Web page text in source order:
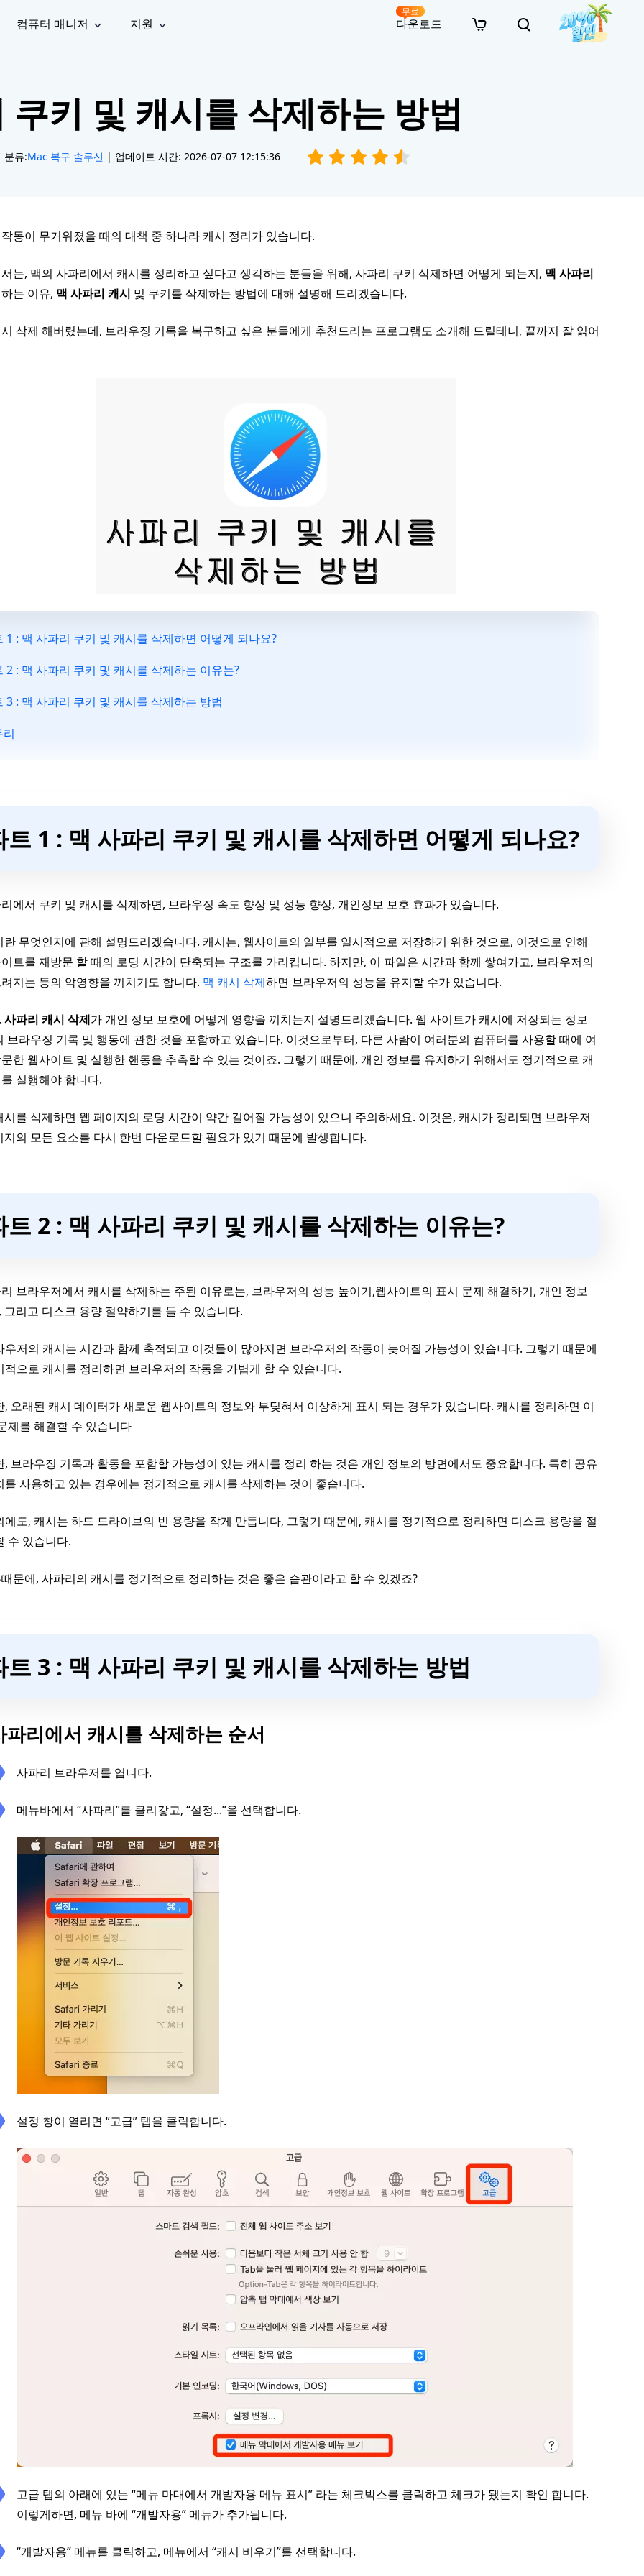
데이터 복구 LINE 데이터 복구
· SD 카드 복구
· USB 복구
· 한글 파일 복구
· 사진 복구
동영상
복구
사진 복
구
문서 복
구
오디오
영상 화
질 높이
질 높이
온라인 동영상 복구
온라인 사진 복구
온라인 문서 복구
온라인 오디오 복구
· AI 3D 액션 피규어 프롬프트
· 시네마틱 AI 이미지 프롬프트
· 애니메이션 실사 변환 프롬프트
· AI 애니메이션 인물 프롬프트
컴퓨터 매니저
File Deleter
AI
색 및 삭제
및 정밀 클린
Dll Fixer
Windows DLL 오류 수정
손상된 PST/OST 파일 복구
· 윈도우 11 우회 설치
· 하드 디스크 복사
· C 드라이브 확장
· MBR GPT 변환
지원
이드
드 센터
결 방법
다운로드
무료
쿠키 및 캐시를 삭제하는 방법
분류:Mac 복구 솔루션 | 업데이트 시간: 2026-07-07 12:15:36
동이 무거워졌을 때의 대책 중 하나라 캐시 정리가 있습니다.
는, 맥의 사파리에서 캐시를 정리하고 싶다고 생각하는 분들을 위해, 사파리 쿠키 삭제하면 어떻게 되는지, 맥 사파리
는 이유, 맥 사파리 캐시 및 쿠키를 삭제하는 방법에 대해 설명해 드리겠습니다.
삭제 해버렸는데, 브라우징 기록을 복구하고 싶은 분들에게 추천드리는 프로그램도 소개해 드릴테니, 끝까지 잘 읽어
1 : 맥 사파리 쿠키 및 캐시를 삭제하면 어떻게 되나요?
2 : 맥 사파리 쿠키 및 캐시를 삭제하는 이유는?
3 : 맥 사파리 쿠키 및 캐시를 삭제하는 방법
트 1 : 맥 사파리 쿠키 및 캐시를 삭제하면 어떻게 되나요?
에서 쿠키 및 캐시를 삭제하면, 브라우징 속도 향상 및 성능 향상, 개인정보 보호 효과가 있습니다.
란 무엇인지에 관해 설명드리겠습니다. 캐시는, 웹사이트의 일부를 일시적으로 저장하기 위한 것으로, 이것으로 인해
트를 재방문 할 때의 로딩 시간이 단축되는 구조를 가리킵니다. 하지만, 이 파일은 시간과 함께 쌓여가고, 브라우저의
지는 등의 악영향을 끼치기도 합니다. 맥 캐시 삭제하면 브라우저의 성능을 유지할 수가 있습니다.
사파리 캐시 삭제가 개인 정보 보호에 어떻게 영향을 끼치는지 설명드리겠습니다. 웹 사이트가 캐시에 저장되는 정보
브라우징 기록 및 행동에 관한 것을 포함하고 있습니다. 이것으로부터, 다른 사람이 여러분의 컴퓨터를 사용할 때에 여
한 웹사이트 및 실행한 핸동을 추측할 수 있는 것이죠. 그렇기 때문에, 개인 정보를 유지하기 위해서도 정기적으로 캐
실행해야 합니다.
시를 삭제하면 웹 페이지의 로딩 시간이 약간 길어질 가능성이 있으니 주의하세요. 이것은, 캐시가 정리되면 브라우저
지의 모든 요소를 다시 한번 다운로드할 필요가 있기 때문에 발생합니다.
트 2 : 맥 사파리 쿠키 및 캐시를 삭제하는 이유는?
브라우저에서 캐시를 삭제하는 주된 이유로는, 브라우저의 성능 높이기,웹사이트의 표시 문제 해결하기, 개인 정보
그리고 디스크 용량 절약하기를 들 수 있습니다.
우저의 캐시는 시간과 함께 축적되고 이것들이 많아지면 브라우저의 작동이 늦어질 가능성이 있습니다. 그렇기 때문에
적으로 캐시를 정리하면 브라우저의 작동을 가볍게 할 수 있습니다.
, 오래된 캐시 데이터가 새로운 웹사이트의 정보와 부딪혀서 이상하게 표시 되는 경우가 있습니다. 캐시를 정리하면 이
제를 해결할 수 있습니다
, 브라우징 기록과 활동을 포함할 가능성이 있는 캐시를 정리 하는 것은 개인 정보의 방면에서도 중요합니다. 특히 공유
를 사용하고 있는 경우에는 정기적으로 캐시를 삭제하는 것이 좋습니다.
에도, 캐시는 하드 드라이브의 빈 용량을 작게 만듭니다, 그렇기 때문에, 캐시를 정기적으로 정리하면 디스크 용량을 절
수 있습니다.
문에, 사파리의 캐시를 정기적으로 정리하는 것은 좋은 습관이라고 할 수 있겠죠?
트 3 : 맥 사파리 쿠키 및 캐시를 삭제하는 방법
파리에서 캐시를 삭제하는 순서
사파리 브라우저를 엽니다.
메뉴바에서 “사파리”를 클리갛고, “설정...”을 선택합니다.
설정 창이 열리면 “고급” 탭을 클릭합니다.
고급 탭의 아래에 있는 “메뉴 마대에서 개발자용 메뉴 표시” 라는 체크박스를 클릭하고 체크가 됐는지 확인 합니다.
이렇게하면, 메뉴 바에 “개발자용” 메뉴가 추가됩니다.
“개발자용” 메뉴를 클릭하고, 메뉴에서 “캐시 비우기”를 선택합니다.